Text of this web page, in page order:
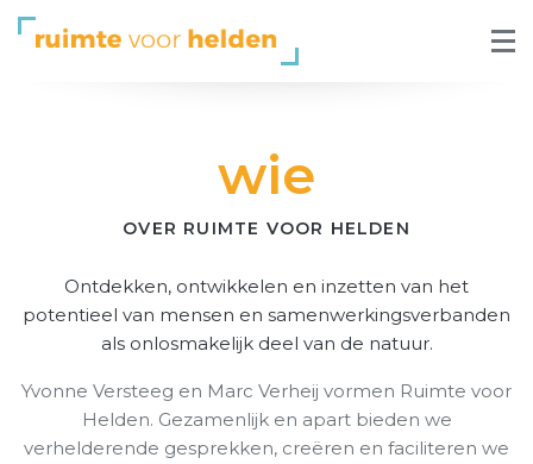
wie
OVER RUIMTE VOOR HELDEN
Ontdekken, ontwikkelen en inzetten van het
potentieel van mensen en samenwerkingsverbanden
als onlosmakelijk deel van de natuur.
Yvonne Versteeg en Marc Verheij vormen Ruimte voor
Helden. Gezamenlijk en apart bieden we
verhelderende gesprekken, creëren en faciliteren we